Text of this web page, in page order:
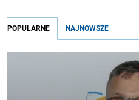
POPULARNE NAJNOWSZE